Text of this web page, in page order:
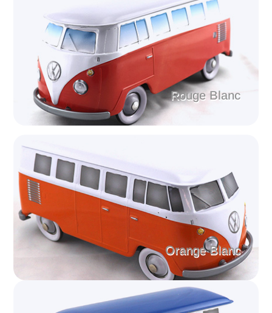
Rouge Blanc
Orange Blanc